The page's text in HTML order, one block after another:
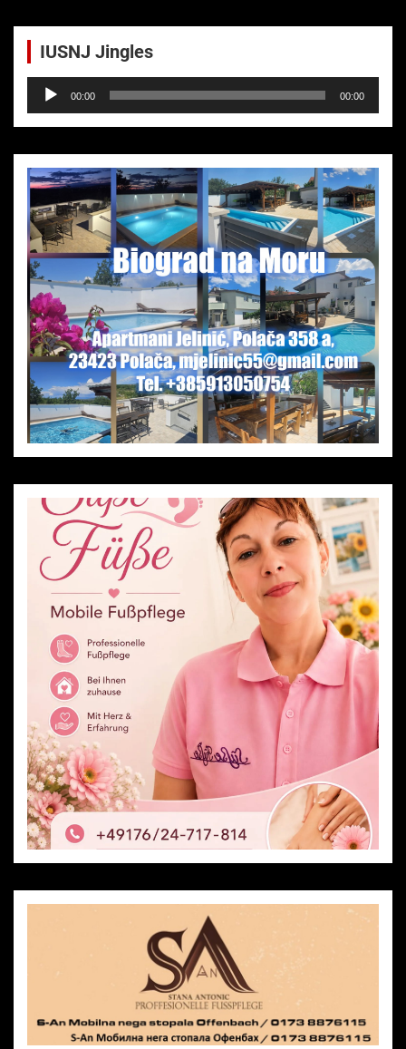
IUSNJ Jingles
Audio-
Player
00:00 00:00